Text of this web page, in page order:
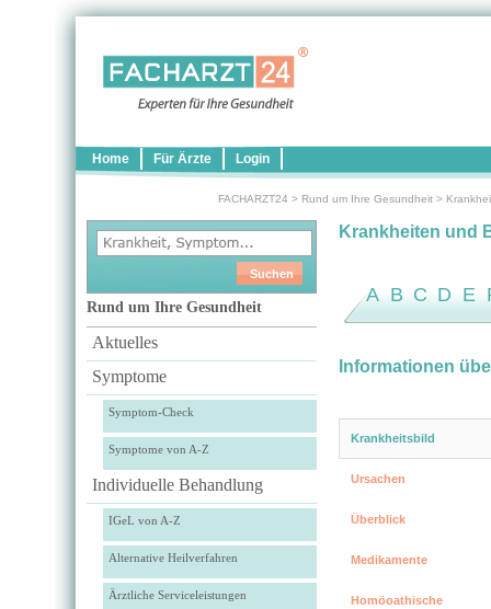
Home Für Ärzte Login
FACHARZT24 > Rund um Ihre Gesundheit >
Rund um Ihre Gesundheit
Aktuelles
Symptome
Symptom-Check
Symptome von A-Z
Individuelle Behandlung
IGeL von A-Z
Alternative Heilverfahren
Ärztliche Serviceleistungen
Krankheiten und
A B C D E
Informationen
Krankheitsbild
Ursachen
Überblick
Medikamente
Homöoathische